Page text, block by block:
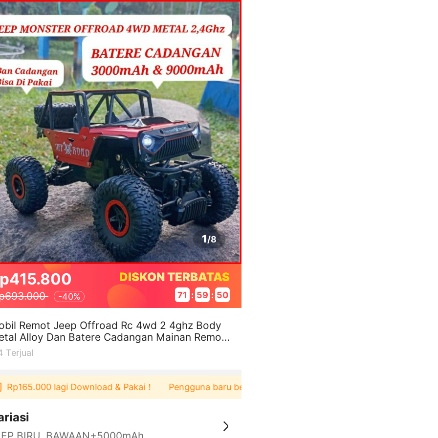
1/8
-40%
DISKON TERBATAS
71 : 59 : 49
Remot Jeep Offroad Rc 4wd 2 4ghz Body
Alloy Dan Batere Cadangan Mainan Remot
Terjual
lagi Download & Pakai！ Pengguna baru berbelanja di aplikasi Akulaku bisa dapat voucher